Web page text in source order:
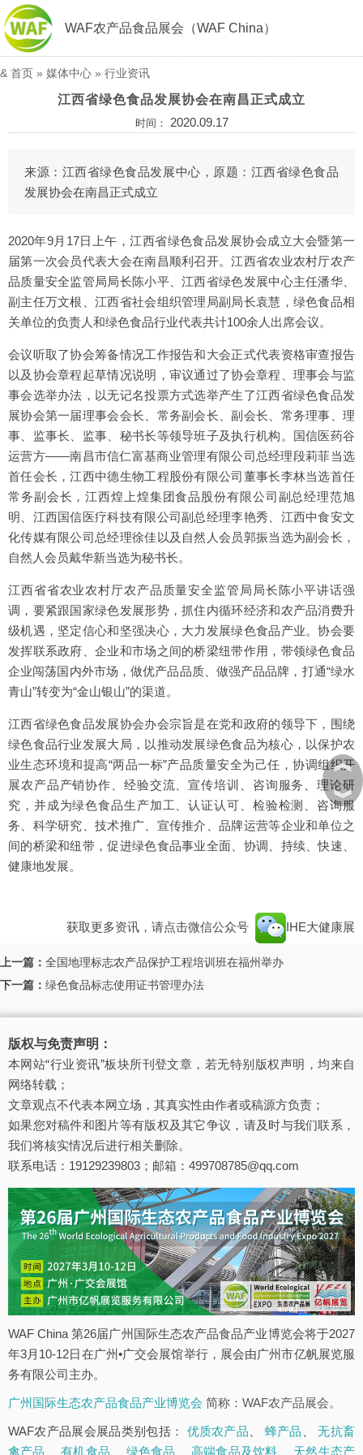
WAF农产品食品展会（WAF China）
& 首页 » 媒体中心 » 行业资讯
江西省绿色食品发展协会在南昌正式成立
时间： 2020.09.17
来源：江西省绿色食品发展中心，原题：江西省绿色食品
发展协会在南昌正式成立
2020年9月17日上午，江西省绿色食品发展协会成立大会暨第一
届第一次会员代表大会在南昌顺利召开。江西省农业农村厅农产
品质量安全监管局局长陈小平、江西省绿色发展中心主任潘华、
副主任万文根、江西省社会组织管理局副局长袁慧，绿色食品相
关单位的负责人和绿色食品行业代表共计100余人出席会议。
会议听取了协会筹备情况工作报告和大会正式代表资格审查报告
以及协会章程起草情况说明，审议通过了协会章程、理事会与监
事会选举办法，以无记名投票方式选举产生了江西省绿色食品发
展协会第一届理事会会长、常务副会长、副会长、常务理事、理
事、监事长、监事、秘书长等领导班子及执行机构。国信医药谷
运营方——南昌市信仁富基商业管理有限公司总经理段莉菲当选
首任会长，江西中德生物工程股份有限公司董事长李林当选首任
常务副会长，江西煌上煌集团食品股份有限公司副总经理范旭
明、江西国信医疗科技有限公司副总经理李艳秀、江西中食安文
化传媒有限公司总经理徐佳以及自然人会员郭振当选为副会长，
自然人会员戴华新当选为秘书长。
江西省省农业农村厅农产品质量安全监管局局长陈小平讲话强
调，要紧跟国家绿色发展形势，抓住内循环经济和农产品消费升
级机遇，坚定信心和坚强决心，大力发展绿色食品产业。协会要
发挥联系政府、企业和市场之间的桥梁纽带作用，带领绿色食品
企业闯荡国内外市场，做优产品品质、做强产品品牌，打通“绿水
青山”转变为“金山银山”的渠道。
江西省绿色食品发展协会办会宗旨是在党和政府的领导下，围绕
绿色食品行业发展大局，以推动发展绿色食品为核心，以保护农
业生态环境和提高“两品一标”产品质量安全为己任，协调组织开
展农产品产销协作、经验交流、宣传培训、咨询服务、理论研
究，并成为绿色食品生产加工、认证认可、检验检测、咨询服
务、科学研究、技术推广、宣传推介、品牌运营等企业和单位之
间的桥梁和纽带，促进绿色食品事业全面、协调、持续、快速、
健康地发展。
获取更多资讯，请点击微信公众号 IHE大健康展
上一篇： 全国地理标志农产品保护工程培训班在福州举办
下一篇： 绿色食品标志使用证书管理办法
版权与免责声明：
本网站“行业资讯”板块所刊登文章，若无特别版权声明，均来自
网络转载；
文章观点不代表本网立场，其真实性由作者或稿源方负责；
如果您对稿件和图片等有版权及其它争议，请及时与我们联系，
我们将核实情况后进行相关删除。
联系电话：19129239803；邮箱：499708785@qq.com
WAF China 第26届广州国际生态农产品食品产业博览会将于2027
年3月10-12日在广州•广交会展馆举行，展会由广州市亿帆展览服
务有限公司主办。
广州国际生态农产品食品产业博览会 简称：WAF农产品展会。
WAF农产品展会展品类别包括： 优质农产品 蜂产品 、无抗畜
禽产品
、有机食品 绿色食品 高端食品及饮料 天然生态产
︽
︾